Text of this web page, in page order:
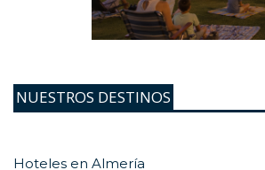
NUESTROS DESTINOS
Hoteles en Almería